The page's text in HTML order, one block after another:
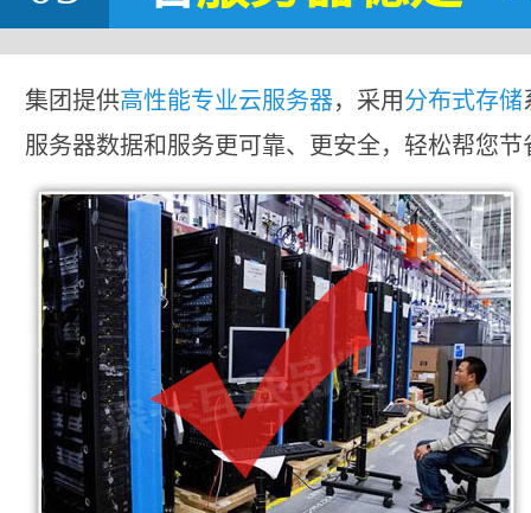
集团提供高性能专业云服务器，采用分布式存储
服务器数据和服务更可靠、更安全，轻松帮您节